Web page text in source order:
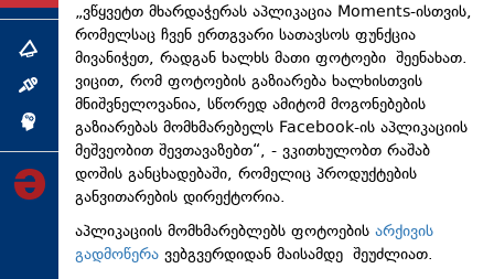
თემა
ინტერვიუ
ინქვიზიცია
„ვწყვეტთ მხარდაჭერას აპლიკაცია Moments-ისთვის,
რომელსაც ჩვენ ერთგვარი სათავსოს ფუნქცია
მივანიჭეთ, რადგან ხალხს მათი ფოტოები შეენახათ.
ვიცით, რომ ფოტოების გაზიარება ხალხისთვის
მნიშვნელოვანია, სწორედ ამიტომ მოგონებების
გაზიარებას მომხმარებელს Facebook-ის აპლიკაციის
მეშვეობით შევთავაზებთ“, - ვკითხულობთ რაშაბ
დოშის განცხადებაში, რომელიც პროდუქტების
განვითარების დირექტორია.
აპლიკაციის მომხმარებლებს ფოტოების არქივის
გადმოწერა ვებგვერდიდან მაისამდე შეუძლიათ.